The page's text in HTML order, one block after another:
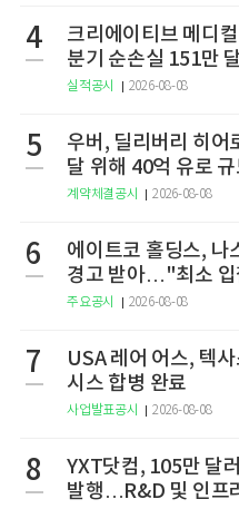
4
크리에이티브 메디
분기 순손실 151만
사로 446만 달러 조달
실적공시 2026-08-08
5
우버, 딜리버리 히어
달 위해 40억 유로
결
계약체결공시 2026-08-08
6
에이트코 홀딩스, 나
경고 받아…"최소 입
주요공시 2026-08-08
7
USA 레어 어스, 텍
시스 합병 완료
사업발표공시 2026-08-08
8
YXT닷컴, 105만 달
발행…R&D 및 인프